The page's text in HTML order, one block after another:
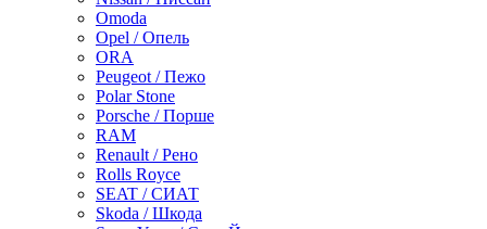
Omoda
Opel / Опель
ORA
Peugeot / Пежо
Polar Stone
Porsche / Порше
RAM
Renault / Рено
Rolls Royce
SEAT / СИАТ
Skoda / Шкода